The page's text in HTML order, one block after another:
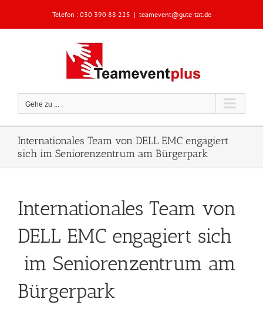
springen
Telefon : 030 390 88 225 | teamevent@gute-tat.de
Gehe zu ...
Internationales Team von DELL EMC engagiert
sich im Seniorenzentrum am Bürgerpark
Internationales Team von
DELL EMC engagiert sich
im Seniorenzentrum am
Bürgerpark